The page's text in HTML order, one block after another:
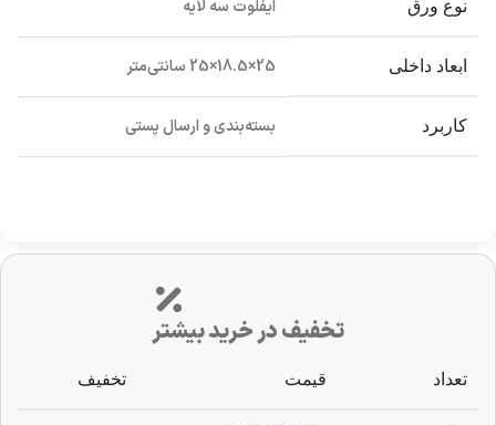
نوع ورق ایفلوت سه لایه
ابعاد داخلی 25×18.5×25 سانتی‌متر
کاربرد بسته‌بندی و ارسال پستی
تخفیف در خرید بیشتر
تعداد قیمت تخفیف